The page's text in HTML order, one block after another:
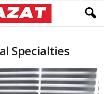
Specialties